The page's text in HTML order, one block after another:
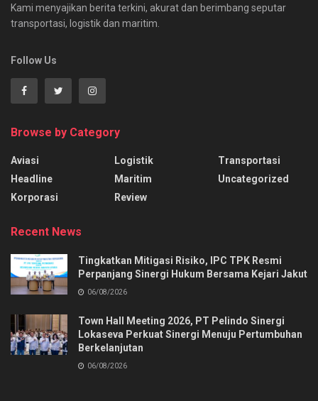
Kami menyajikan berita terkini, akurat dan berimbang seputar
transportasi, logistik dan maritim.
Follow Us
Browse by Category
Aviasi
Headline
Korporasi
Logistik
Maritim
Review
Transportasi
Uncategorized
Recent News
Tingkatkan Mitigasi Risiko, IPC TPK Resmi
Perpanjang Sinergi Hukum Bersama Kejari Jakut
06/08/2026
Town Hall Meeting 2026, PT Pelindo Sinergi
Lokaseva Perkuat Sinergi Menuju Pertumbuhan
Berkelanjutan
06/08/2026